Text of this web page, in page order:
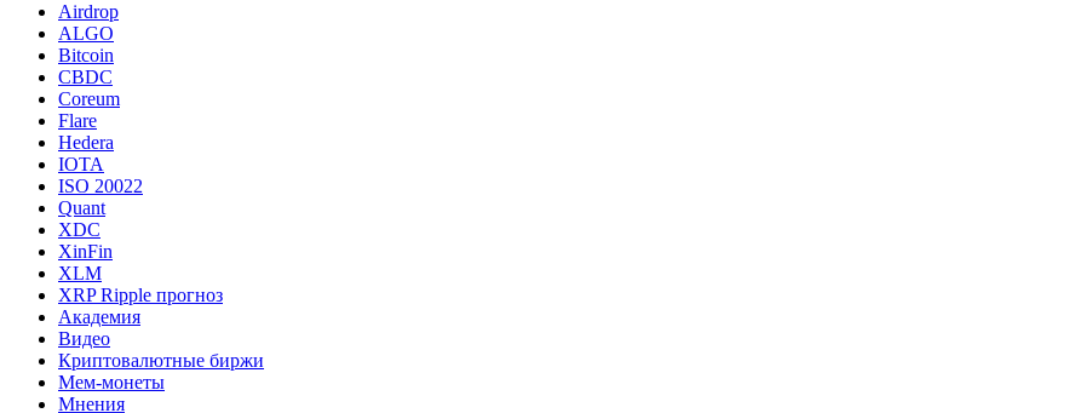
Airdrop
ALGO
Bitcoin
CBDC
Coreum
Flare
Hedera
IOTA
ISO 20022
Quant
XDC
XinFin
XLM
XRP Ripple прогноз
Академия
Видео
Криптовалютные биржи
Мем-монеты
Мнения